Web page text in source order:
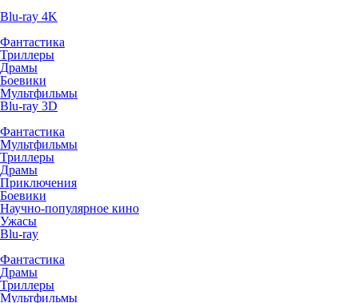
Blu-ray 4K
Фантастика
Триллеры
Драмы
Боевики
Мультфильмы
Blu-ray 3D
Фантастика
Мультфильмы
Триллеры
Драмы
Приключения
Боевики
Научно-популярное кино
Ужасы
Blu-ray
Фантастика
Драмы
Триллеры
Мультфильмы